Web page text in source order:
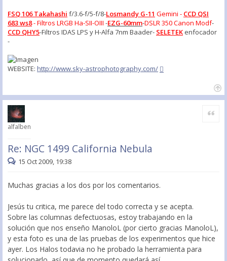
FSQ 106 Takahashi f/3.6-f/5-f/8-Losmandy G-11 Gemini - CCD QSI
683 ws8- Filtros LRGB Ha-SII-OIII -EZG-60mm-DSLR 350 Canon Modf-
CCD QHY5-Filtros IDAS LPS y H-Alfa 7nm Baader- SELETEK enfocador
-
WEBSITE: http://www.sky-astrophotography.com/
alfalben
Re: NGC 1499 California Nebula
Citar
15 Oct 2009, 19:38
Muchas gracias a los dos por los comentarios.
Jesús tu critica, me parece del todo correcta y se acepta.
Sobre las columnas defectuosas, estoy trabajando en la
solución que nos enseño ManoloL (por cierto gracias ManoloL),
y esta foto es una de las pruebas de los experimentos que hice
ayer. Los Halos todavia no he probado la herramienta para